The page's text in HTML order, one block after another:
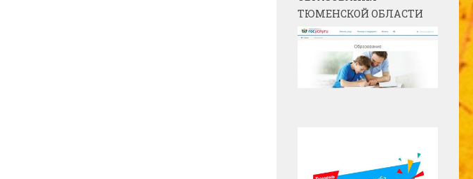
ТЮМЕНСКОЙ ОБЛАСТИ